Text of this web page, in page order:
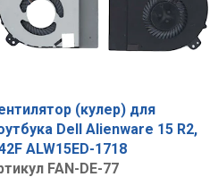
(кулер) для
Dell Alienware 15 R2,
ALW15ED-1718
FAN-DE-77